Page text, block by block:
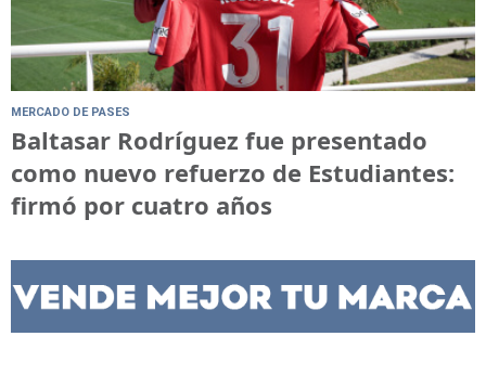
MERCADO DE PASES
Baltasar Rodríguez fue presentado
como nuevo refuerzo de Estudiantes:
firmó por cuatro años